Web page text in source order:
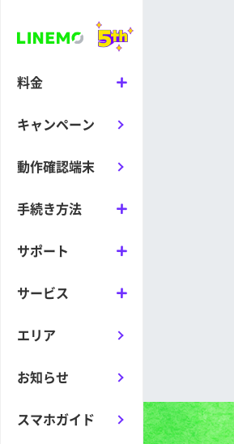
料金
キャンペーン
動作確認端末
手続き方法
サポート
サービス
エリア
お知らせ
スマホガイド